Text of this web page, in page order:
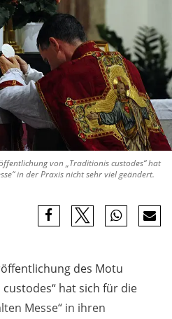
von „Traditionis custodes“ hat
in der Praxis nicht sehr viel geändert.
des Motu
hat sich für die
Messe“ in ihren